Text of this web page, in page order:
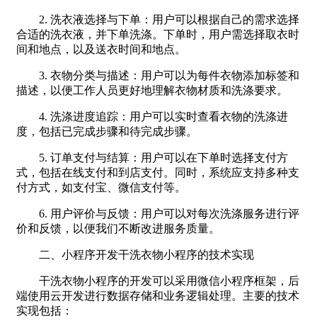
2. 洗衣液选择与下单：用户可以根据自己的需求选择
合适的洗衣液，并下单洗涤。下单时，用户需选择取衣时
间和地点，以及送衣时间和地点。
3. 衣物分类与描述：用户可以为每件衣物添加标签和
描述，以便工作人员更好地理解衣物材质和洗涤要求。
4. 洗涤进度追踪：用户可以实时查看衣物的洗涤进
度，包括已完成步骤和待完成步骤。
5. 订单支付与结算：用户可以在下单时选择支付方
式，包括在线支付和到店支付。同时，系统应支持多种支
付方式，如支付宝、微信支付等。
6. 用户评价与反馈：用户可以对每次洗涤服务进行评
价和反馈，以便我们不断改进服务质量。
二、小程序开发干洗衣物小程序的技术实现
干洗衣物小程序的开发可以采用微信小程序框架，后
端使用云开发进行数据存储和业务逻辑处理。主要的技术
实现包括：